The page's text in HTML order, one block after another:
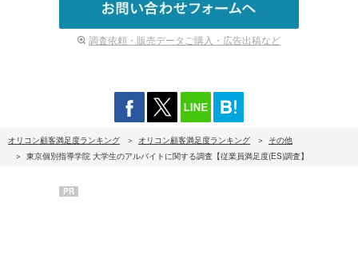
調査依頼・販売データご購入・広告出稿など
オリコン顧客満足度ランキング オリコン顧客満足度ランキング
その他
東京個別指導学院 大学生のアルバイトに関する調査【従業員満足度(ES)調査】
PR